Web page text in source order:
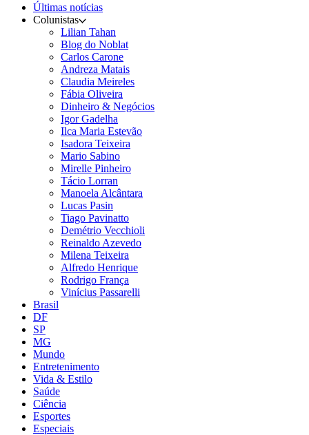
Últimas notícias
Colunistas
Lilian Tahan
Blog do Noblat
Carlos Carone
Andreza Matais
Claudia Meireles
Fábia Oliveira
Dinheiro & Negócios
Igor Gadelha
Ilca Maria Estevão
Isadora Teixeira
Mario Sabino
Mirelle Pinheiro
Tácio Lorran
Manoela Alcântara
Lucas Pasin
Tiago Pavinatto
Demétrio Vecchioli
Reinaldo Azevedo
Milena Teixeira
Alfredo Henrique
Rodrigo França
Vinícius Passarelli
Brasil
DF
SP
MG
Mundo
Entretenimento
Vida & Estilo
Saúde
Ciência
Esportes
Especiais